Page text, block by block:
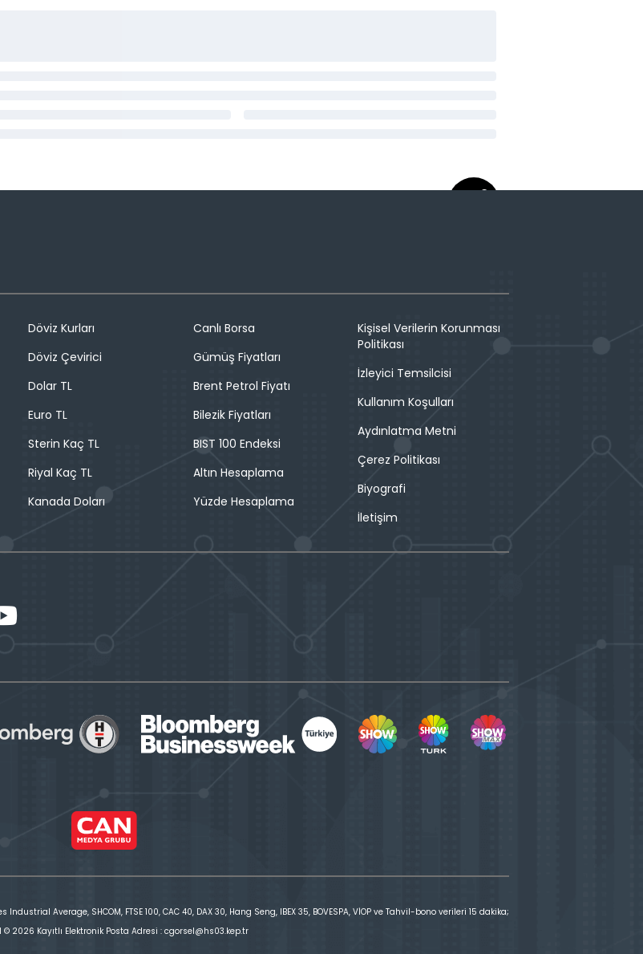
Döviz Kurları
Döviz Çevirici
Dolar TL
Euro TL
Sterin Kaç TL
Riyal Kaç TL
Kanada Doları
Canlı Borsa
Gümüş Fiyatları
Brent Petrol Fiyatı
Bilezik Fiyatları
BIST 100 Endeksi
Altın Hesaplama
Yüzde Hesaplama
Kişisel Verilerin Korunması
Politikası
İzleyici Temsilcisi
Kullanım Koşulları
Aydınlatma Metni
Çerez Politikası
Biyografi
İletişim
Average, SHCOM, FTSE 100, CAC 40, DAX 30, Hang Seng, IBEX 35, BOVESPA, VİOP ve Tahvil-bono verileri 15 dakika;
© 2026 Kayıtlı Elektronik Posta Adresi : cgorsel@hs03.kep.tr